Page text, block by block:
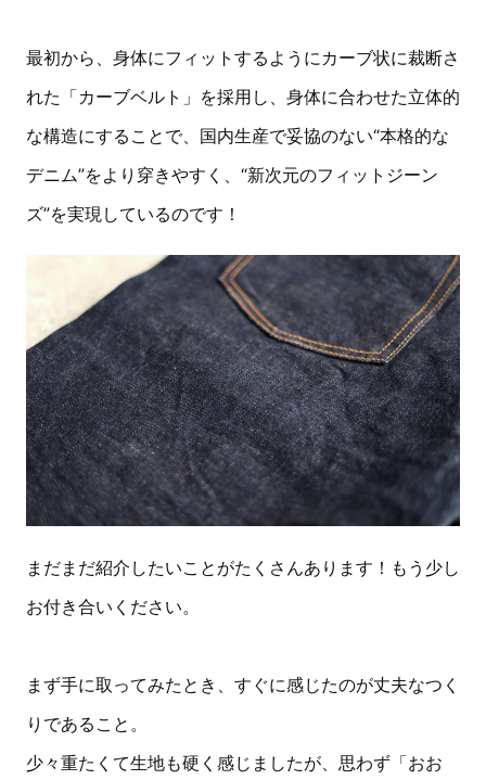
最初から、身体にフィットするようにカーブ状に裁断さ
れた「カーブベルト」を採用し、身体に合わせた立体的
な構造にすることで、国内生産で妥協のない“本格的な
デニム”をより穿きやすく、“新次元のフィットジーン
ズ”を実現しているのです！
まだまだ紹介したいことがたくさんあります！もう少し
お付き合いください。
まず手に取ってみたとき、すぐに感じたのが丈夫なつく
りであること。
少々重たくて生地も硬く感じましたが、思わず「おお